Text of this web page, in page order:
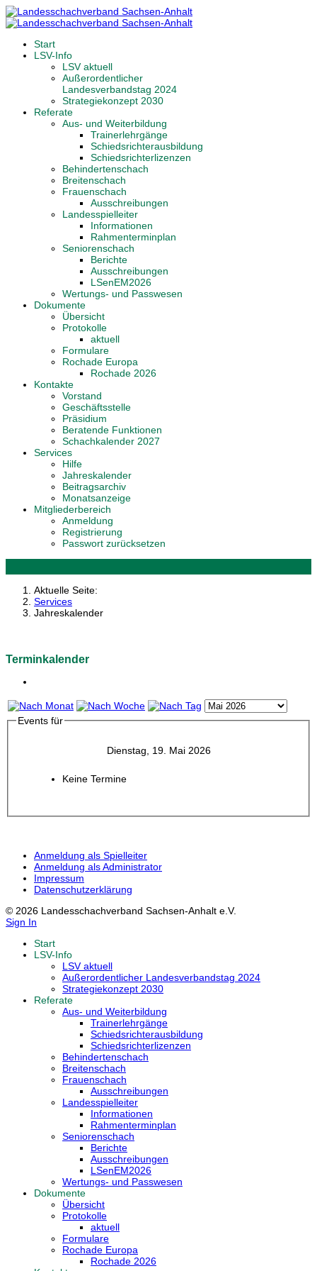
Start
LSV-Info
LSV aktuell
Außerordentlicher
Landesverbandstag 2024
Strategiekonzept 2030
Referate
Aus- und Weiterbildung
Trainerlehrgänge
Schiedsrichterausbildung
Schiedsrichterlizenzen
Behindertenschach
Breitenschach
Frauenschach
Ausschreibungen
Landesspielleiter
Informationen
Rahmenterminplan
Seniorenschach
Berichte
Ausschreibungen
LSenEM2026
Wertungs- und Passwesen
Dokumente
Übersicht
Protokolle
aktuell
Formulare
Rochade Europa
Rochade 2026
Kontakte
Vorstand
Geschäftsstelle
Präsidium
Beratende Funktionen
Schachkalender 2027
Services
Hilfe
Jahreskalender
Beitragsarchiv
Monatsanzeige
Mitgliederbereich
Anmeldung
Registrierung
Passwort zurücksetzen
Aktuelle Seite:
Services
Jahreskalender
Terminkalender
Events für
Dienstag, 19. Mai 2026
Keine Termine
Anmeldung als Spielleiter
Anmeldung als Administrator
Impressum
Datenschutzerklärung
© 2026 Landesschachverband Sachsen-Anhalt e.V.
Sign In
Start
LSV-Info
LSV aktuell
Außerordentlicher Landesverbandstag 2024
Strategiekonzept 2030
Referate
Aus- und Weiterbildung
Trainerlehrgänge
Schiedsrichterausbildung
Schiedsrichterlizenzen
Behindertenschach
Breitenschach
Frauenschach
Ausschreibungen
Landesspielleiter
Informationen
Rahmenterminplan
Seniorenschach
Berichte
Ausschreibungen
LSenEM2026
Wertungs- und Passwesen
Dokumente
Übersicht
Protokolle
aktuell
Formulare
Rochade Europa
Rochade 2026